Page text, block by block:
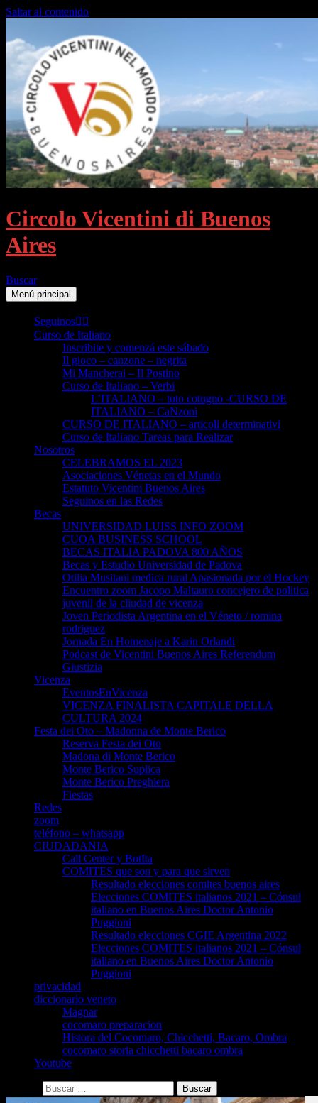
Saltar al contenido
Circolo Vicentini di Buenos
Aires
Buscar
Menú principal
Seguinos👈🏻
Curso de Italiano
Inscribite y comenzá este sábado
Il gioco – canzone – negrita
Mi Mancherai – Il Postino
Curso de Italiano – Verbi
L’ITALIANO – toto cotugno -CURSO DE
ITALIANO – CaNzoni
CURSO DE ITALIANO – articoli determinativi
Curso de Italiano Tareas para Realizar
Nosotros
CELEBRAMOS EL 2023
Asociaciones Vénetas en el Mundo
Estatuto Vicentini Buenos Aires
Seguinos en las Redes
Becas
UNIVERSIDAD LUISS INFO ZOOM
CUOA BUSINESS SCHOOL
BECAS ITALIA PADOVA 800 AÑOS
Becas y Estudio Universidad de Padova
Otilia Musitani medica rural Apasionada por el Hockey
Encuentro zoom Jacopo Maltauro concejero de politica
juvenil de la cliudad de vicenza
Joven Periodista Argentina en el Véneto / romina
rodriguez
Jornada En Homenaje a Karin Orlandi
Podcast de Vicentini Buenos Aires Referendum
Giustizia
Vicenza
EventosEnVicenza
VICENZA FINALISTA CAPITALE DELLA
CULTURA 2024
Festa dei Oto – Madonna de Monte Berico
Reserva Festa dei Oto
Madona di Monte Berico
Monte Berico Suplica
Monte Berico Preghiera
Fiestas
Redes
zoom
teléfono – whatsapp
CIUDADANIA
Call Center y BotIta
COMITES que son y para que sirven
Resultado elecciones comites buenos aires
Elecciones COMITES italianos 2021 – Cónsul
italiano en Buenos Aires Doctor Antonio
Puggioni
Resultado elecciones CGIE Argentina 2022
Elecciones COMITES italianos 2021 – Cónsul
italiano en Buenos Aires Doctor Antonio
Puggioni
privacidad
diccionario veneto
Magnar
cocomaro preparacion
Histora del Cocomaro, Chicchetti, Bacaro, Ombra
cocomaro storia chicchetti bacaro ombra
Youtube